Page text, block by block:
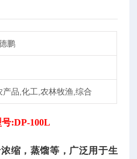
鹏
产品,化工,农林牧渔,综合
:DP-100L
缩，蒸馏等，广泛用于生